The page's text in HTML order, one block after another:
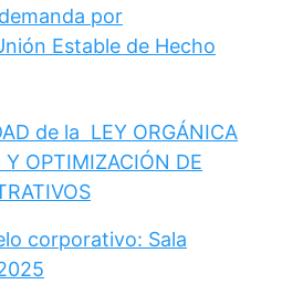
por
Estable de Hecho
de la LEY ORGÁNICA
Y OPTIMIZACIÓN DE
corporativo: Sala